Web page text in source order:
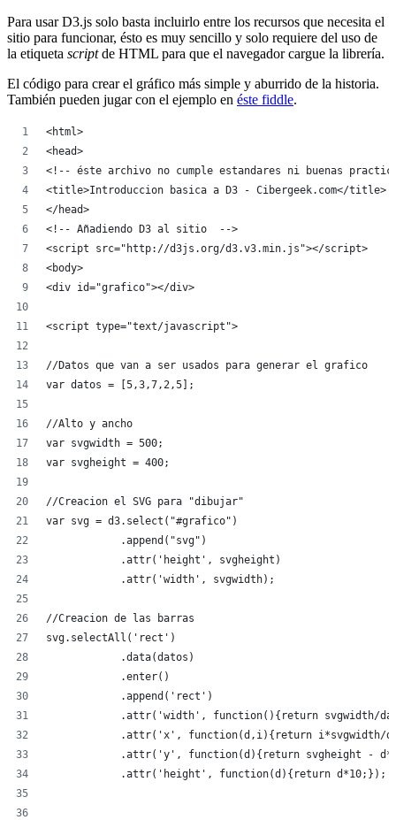
Para usar D3.js solo basta incluirlo entre los recursos que necesita el
sitio para funcionar, ésto es muy sencillo y solo requiere del uso de
la etiqueta scriptde HTML para que el navegador cargue la librería.
El código para crear el gráfico más simple y aburrido de la historia.
También pueden jugar con el ejemplo en éste fiddle.
<html>
<head>
<!-- éste archivo no cumple estandares ni buenas
<title>Introduccion basica a D3 - Cibergeek.com</title>
</head>
<!-- Añadiendo D3 al sitio  -->
<script src="http://d3js.org/d3.v3.min.js"></script>
<body>
<div id="grafico"></div>
<script type="text/javascript">
//Datos que van a ser usados para generar el grafico
var datos = [5,3,7,2,5];
//Alto y ancho
var svgwidth = 500;
var svgheight = 400;
//Creacion el SVG para "dibujar"
var svg = d3.select("#grafico")
            .append("svg")
            .attr('height', svgheight)
            .attr('width', svgwidth);
//Creacion de las barras
svg.selectAll('rect')
            .data(datos)
            .enter()
            .append('rect')
.attr('width', function(){return svgwidth/
.attr('x', function(d,i){return i*svgwidth/
.attr('y', function(d){return svgheight -
            .attr('height', function(d){return d*10;});